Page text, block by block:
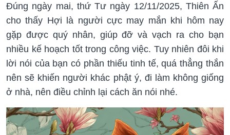
Đúng ngày mai, thứ Tư ngày 12/11/2025, Thiên Ấn
cho thấy Hợi là người cực may mắn khi hôm nay
gặp được quý nhân, giúp đỡ và vạch ra cho bạn
nhiều kế hoạch tốt trong công việc. Tuy nhiên đôi khi
lời nói của bạn có phần thiếu tinh tế, quá thẳng thắn
nên sẽ khiến người khác phật ý, đi làm không giống
ở nhà, nên điều chỉnh lại cách ăn nói nhé.